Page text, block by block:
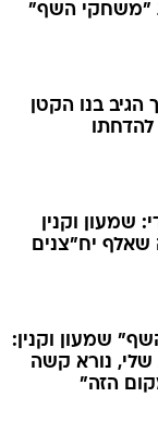
"משחקי השף"
הגיב בנו הקטן
שמעון וקנין
יח"צנים
שמעון וקנין:
נורא קשה
הזה"